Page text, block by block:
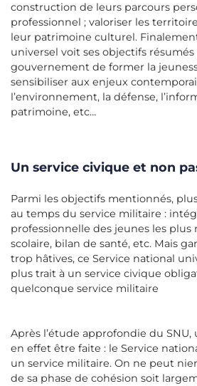
construction de leurs parcours
professionnel ; valoriser les
leur patrimoine culturel.
universel voit ses objectifs
gouvernement de former la
sensibiliser aux enjeux
l’environnement, la défense,
patrimoine, etc…
Un service civique et non
Parmi les objectifs mentionnés,
au temps du service militaire :
professionnelle des jeunes les plus
scolaire, bilan de santé, etc. Mais
trop hâtives, ce Service national
plus trait à un service civique
quelconque service militaire
Après l’étude approfondie du
en effet être faite : le Service
un service militaire. On ne peut
de sa phase de cohésion soit